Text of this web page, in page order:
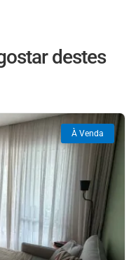
destes
À Venda